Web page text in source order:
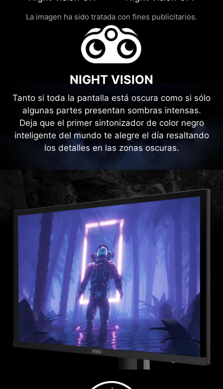
La imagen ha sido tratada con fines publicitarios.
NIGHT VISION
Tanto si toda la pantalla está oscura como si sólo
algunas partes presentan sombras intensas.
Deja que el primer sintonizador de color negro
inteligente del mundo te alegre el día resaltando
los detalles en las zonas oscuras.